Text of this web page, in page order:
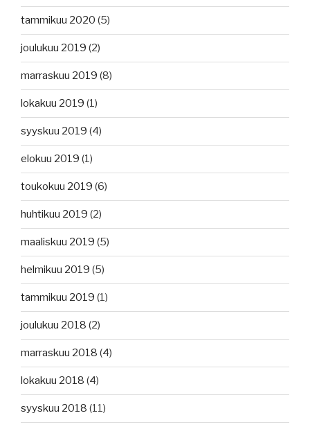
tammikuu 2020 (5)
joulukuu 2019 (2)
marraskuu 2019 (8)
lokakuu 2019 (1)
syyskuu 2019 (4)
elokuu 2019 (1)
toukokuu 2019 (6)
huhtikuu 2019 (2)
maaliskuu 2019 (5)
helmikuu 2019 (5)
tammikuu 2019 (1)
joulukuu 2018 (2)
marraskuu 2018 (4)
lokakuu 2018 (4)
syyskuu 2018 (11)